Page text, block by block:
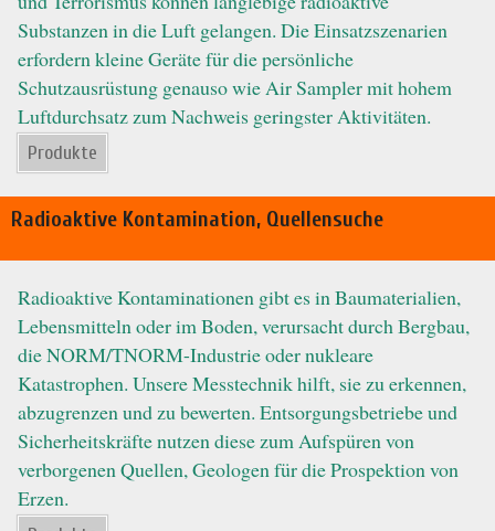
Substanzen in die Luft gelangen. Die Einsatzszenarien
erfordern kleine Geräte für die persönliche
Schutzausrüstung genauso wie Air Sampler mit hohem
Luftdurchsatz zum Nachweis geringster Aktivitäten.
Produkte
Radioaktive Kontamination, Quellensuche
Radioaktive Kontaminationen gibt es in Baumaterialien,
Lebensmitteln oder im Boden, verursacht durch Bergbau,
die NORM/TNORM-Industrie oder nukleare
Katastrophen. Unsere Messtechnik hilft, sie zu erkennen,
abzugrenzen und zu bewerten. Entsorgungsbetriebe und
Sicherheitskräfte nutzen diese zum Aufspüren von
verborgenen Quellen, Geologen für die Prospektion von
Erzen.